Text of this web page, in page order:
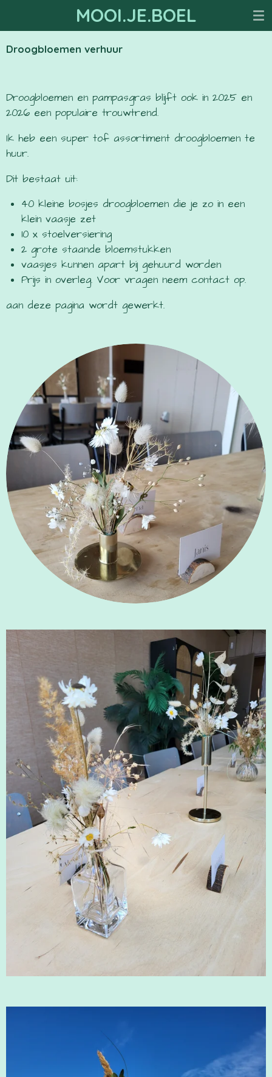
direct
naar
MOOI.JE.BOEL
Droogbloemen verhuur
Droogbloemen en pampasgras blijft ook in 2025 en
2026 een populaire trouwtrend.
Ik heb een super tof assortiment droogbloemen te
huur.
Dit bestaat uit:
40 kleine bosjes droogbloemen die je zo in een
klein vaasje zet
10 x stoelversiering
2 grote staande bloemstukken
vaasjes kunnen apart bij gehuurd worden
Prijs in overleg. Voor vragen neem contact op.
aan deze pagina wordt gewerkt.